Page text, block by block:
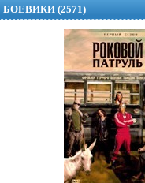
БОЕВИКИ (2571)